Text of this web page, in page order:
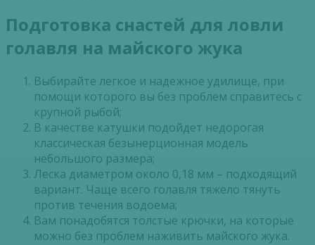
Подготовка снастей для ловли
голавля на майского жука
Выбирайте легкое и надежное удилище, при
помощи которого вы без проблем справитесь с
крупной рыбой;
В качестве катушки подойдет недорогая
классическая безынерционная модель
небольшого размера;
Леска диаметром около 0,18 мм – подходящий
вариант. Чаще всего голавля тяжело тянуть
против течения водоема;
Вам понадобятся толстые крючки, на которые
можно без проблем наживить майского жука.